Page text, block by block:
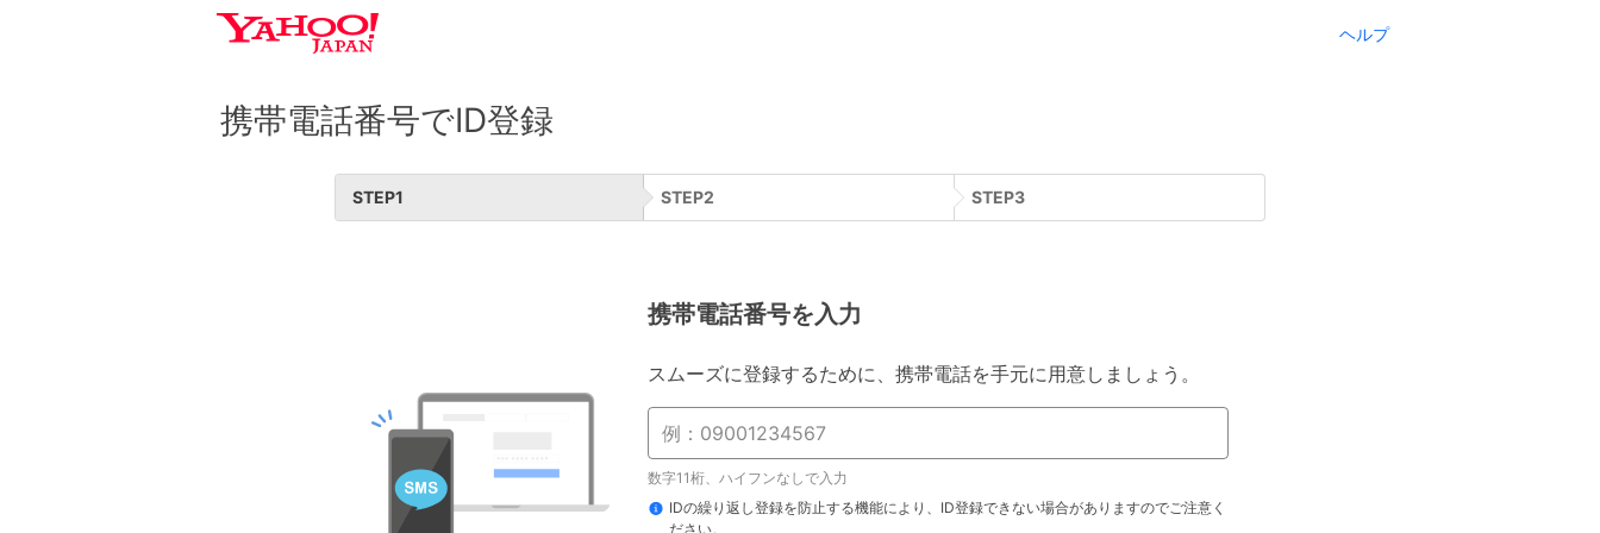
ヘルプ
携帯電話番号でID登録
STEP1 STEP2 STEP3
携帯電話番号を入力
スムーズに登録するために、携帯電話を手元に用意しましょう。
数字11桁、ハイフンなしで入力
IDの繰り返し登録を防止する機能により、ID登録できない場合がありますのでご注意く
ださい。